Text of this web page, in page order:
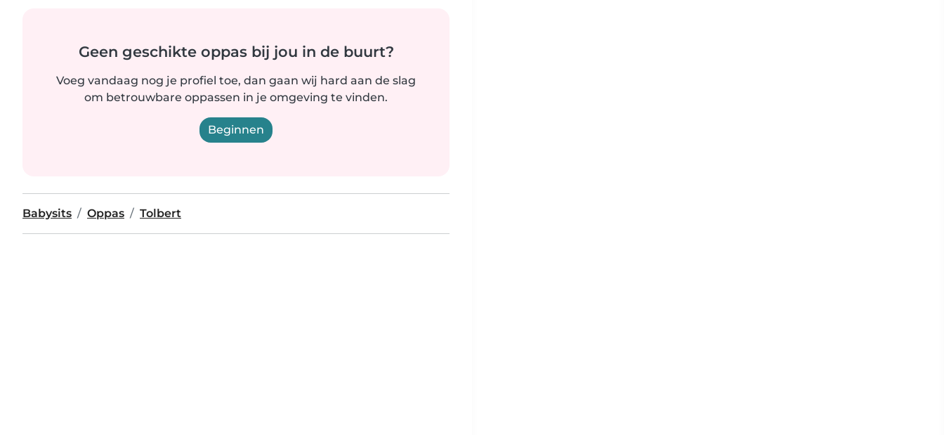
Geen geschikte oppas bij jou in de buurt?
Voeg vandaag nog je profiel toe, dan gaan wij hard aan de slag
om betrouwbare oppassen in je omgeving te vinden.
Beginnen
Babysits Oppas Tolbert